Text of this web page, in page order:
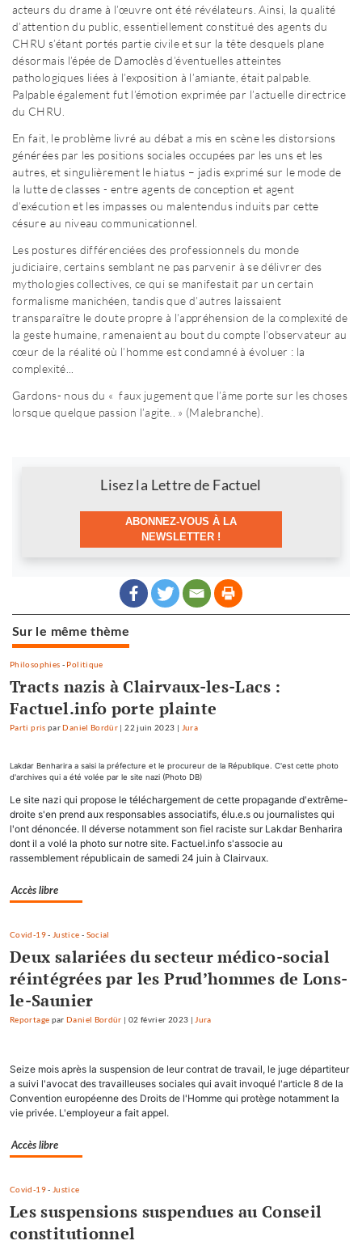
acteurs du drame à l’œuvre ont été révélateurs. Ainsi, la qualité
d’attention du public, essentiellement constitué des agents du
CHRU s’étant portés partie civile et sur la tête desquels plane
désormais l’épée de Damoclès d’éventuelles atteintes
pathologiques liées à l’exposition à l’amiante, était palpable.
Palpable également fut l’émotion exprimée par l’actuelle directrice
du CHRU.
En fait, le problème livré au débat a mis en scène les distorsions
générées par les positions sociales occupées par les uns et les
autres, et singulièrement le hiatus – jadis exprimé sur le mode de
la lutte de classes - entre agents de conception et agent
d’exécution et les impasses ou malentendus induits par cette
césure au niveau communicationnel.
Les postures différenciées des professionnels du monde
judiciaire, certains semblant ne pas parvenir à se délivrer des
mythologies collectives, ce qui se manifestait par un certain
formalisme manichéen, tandis que d’autres laissaient
transparaître le doute propre à l’appréhension de la complexité de
la geste humaine, ramenaient au bout du compte l’observateur au
cœur de la réalité où l’homme est condamné à évoluer : la
complexité...
Gardons- nous du « faux jugement que l’âme porte sur les choses
lorsque quelque passion l’agite.. » (Malebranche).
Lisez la Lettre de Factuel
ABONNEZ-VOUS À LA
NEWSLETTER !
Sur le même thème
Philosophies - Politique
Tracts nazis à Clairvaux-les-Lacs :
Factuel.info porte plainte
Parti pris par Daniel Bordür |22 juin 2023 Jura
Lakdar Benharira a saisi la préfecture et le procureur de la République. C'est cette photo
d'archives qui a été volée par le site nazi (Photo DB)
Le site nazi qui propose le téléchargement de cette propagande d'extrême-
droite s'en prend aux responsables associatifs, élu.e.s ou journalistes qui
l'ont dénoncée. Il déverse notamment son fiel raciste sur Lakdar Benharira
dont il a volé la photo sur notre site. Factuel.info s'associe au
rassemblement républicain de samedi 24 juin à Clairvaux.
Accès libre
Covid-19- Justice - Social
Deux salariées du secteur médico-social
réintégrées par les Prud’hommes de Lons-
le-Saunier
Reportage par Daniel Bordür 02 février 2023 |Jura
Seize mois après la suspension de leur contrat de travail, le juge départiteur
a suivi l'avocat des travailleuses sociales qui avait invoqué l'article 8 de la
Convention européenne des Droits de l'Homme qui protège notamment la
vie privée. L'employeur a fait appel.
Accès libre
Covid-19- Justice
Les suspensions suspendues au Conseil
constitutionnel